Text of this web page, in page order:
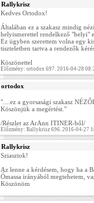
Rallykrisz
Kedves Ortodox!
Általában ez a szakasz mindig
helyismerettel rendelkező "helyi"
Ez ügyben szerettem volna egy
tiszteletben tartva a rendezők
Köszönettel
Előzmény: ortodox 697. 2016-04-28
ortodox
"....ez a gyorsasági szakasz
Köszönjük a megértést."
/Részlet az ArAnn ITINER-ből/
Előzmény: Rallykrisz 696. 2016-04-27
Rallykrisz
Sziasztok!
Az lenne a kérdésem, hogy ha a
Ómassa irányából megtehetem,
Köszönöm